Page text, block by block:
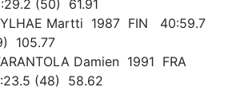
(50) 61.91
Martti 1987 FIN 40:59.7
105.77
Damien 1991 FRA
(48) 58.62